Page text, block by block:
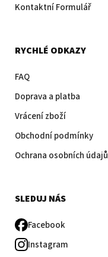
Kontaktní Formulář
RYCHLÉ ODKAZY
FAQ
Doprava a platba
Vrácení zboží
Obchodní podmínky
Ochrana osobních údajů
SLEDUJ NÁS
Facebook
Instagram